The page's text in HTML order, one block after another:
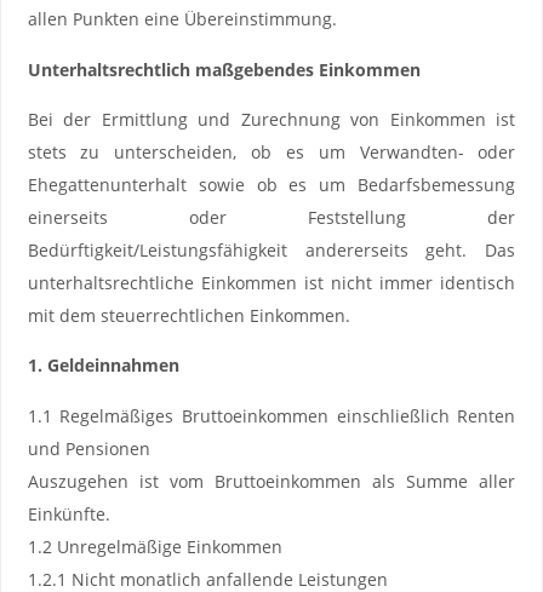
allen Punkten eine Übereinstimmung.
Unterhaltsrechtlich maßgebendes Einkommen
Bei der Ermittlung und Zurechnung von Einkommen ist
stets zu unterscheiden, ob es um Verwandten- oder
Ehegattenunterhalt sowie ob es um Bedarfsbemessung
einerseits oder Feststellung der
Bedürftigkeit/Leistungsfähigkeit andererseits geht. Das
unterhaltsrechtliche Einkommen ist nicht immer identisch
mit dem steuerrechtlichen Einkommen.
1. Geldeinnahmen
1.1 Regelmäßiges Bruttoeinkommen einschließlich Renten
und Pensionen
Auszugehen ist vom Bruttoeinkommen als Summe aller
Einkünfte.
1.2 Unregelmäßige Einkommen
1.2.1 Nicht monatlich anfallende Leistungen